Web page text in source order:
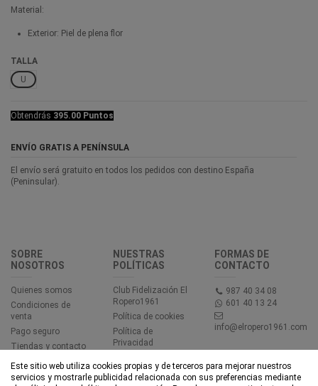
Material:
Exterior: Piel de plena flor
TALLA
U
Obtendrás 395.00 Puntos
ENVÍO GRATIS A PENÍNSULA
El envío será gratuito en todos los pedidos con destino España
(Peninsular).
SOBRE
NOSOTROS
Quienes somos
Condiciones de
venta
Pago seguro
Tiendas y contacto
NUESTRAS
POLÍTICAS
Club Fidelización El
Ropero1961
Política de cookies
Política de
Privacidad
Accesibilidad
FORMAS DE
CONTACTO
987 40 34 08
601 40 13 24
info@elropero1961.com
Este sitio web utiliza cookies propias y de terceros para mejorar nuestros
servicios y mostrarle publicidad relacionada con sus preferencias mediante